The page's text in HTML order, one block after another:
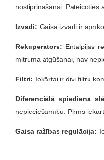
nostiprināšanai. Pateicoties
Izvadi: Gaisa izvadi ir
Rekuperators: Entalpijas
mitruma atgūšanai, nav
Filtri: Iekārtai ir divi filtru
Diferenciālā spiediena
nepieciešamību. Pirms
Gaisa ražības regulācija: